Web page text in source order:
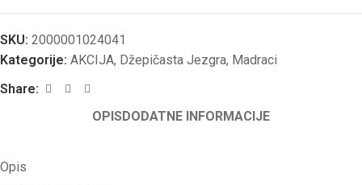
SKU: 2000001024041
Kategorije: AKCIJA, Džepičasta Jezgra, Madraci
Share:
OPISDODATNE INFORMACIJE
Opis